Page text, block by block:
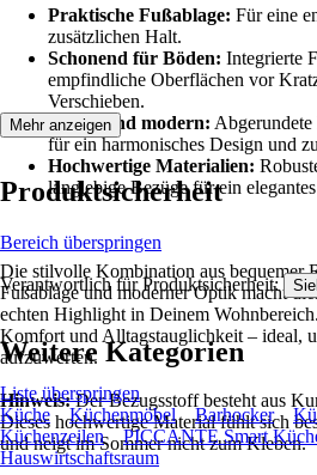
Praktische Fußablage: Für eine
zusätzlichen Halt.
Schonend für Böden: Integrierte
empfindliche Oberflächen vor
Verschieben.
Sicher und modern:
für ein harmonisches Design und
Hochwertige Materialien:
langlebige Bezüge für ein
Die stilvolle Kombination aus bequemer
Fußablage und moderner Optik macht
echten Highlight in Deinem
Komfort und Alltagstauglichkeit – ideal,
aufzuwerten.
Hinweis:Der Bezugsstoff besteht aus
Dieses hochwertige Material fühlt sich
und neigt im Sommer nicht zum Kleben.
Mehr anzeigen
Produktsicherheit
Bereich überspringen
Verantwortlich für Produktsicherheit:
Weitere Kategorien
Liste überspringen
Küche
Küchenmöbel Barhocker
Küchenzeilen
PICCANTE Smart
Hauswirtschaftsraum